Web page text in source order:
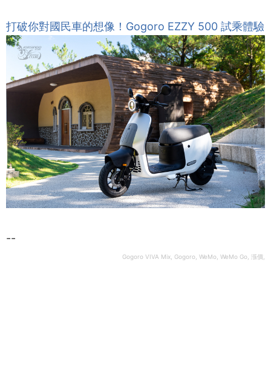
打破你對國民車的想像！Gogoro EZZY 500 試乘體驗
--
Gogoro VIVA Mix, Gogoro, WeMo, WeMo Go, 漲價,